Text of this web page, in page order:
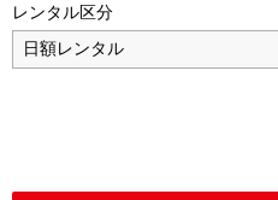
レンタル区分